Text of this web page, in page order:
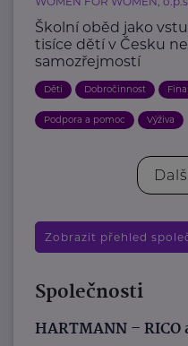
Školní oběd jako
tisíce dětí v Česku
samozřejmostí
Děti Dobročinnost
Podpora a pomoc Výživa
Zobrazit přehled
Společnosti
HARTMANN – RICO